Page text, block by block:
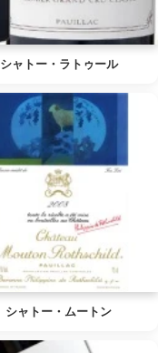
シャトー・ラトゥール
シャトー・ムートン